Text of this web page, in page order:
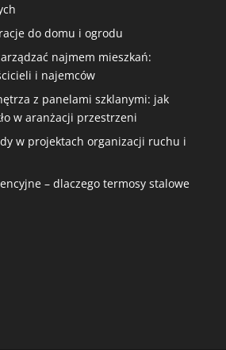
do domu i ogrodu
najmem mieszkań:
i najemców
z panelami szklanymi: jak
w aranżacji przestrzeni
w projektach organizacji ruchu i
– dlaczego termosy stalowe